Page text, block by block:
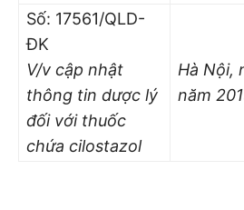
Số: 17561/QLD-
ĐK
V/v cập nhật
thông tin dược lý
đối với thuốc
chứa cilostazol
Hà Nội,
năm